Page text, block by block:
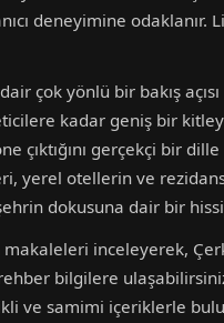
deneyimine
dair çok yönlü bir bakış
kadar geniş bir
çıktığını gerçekçi bir
yerel otellerin ve
dokusuna dair bir
makaleleri inceleyerek,
bilgilere
ve samimi içeriklerle